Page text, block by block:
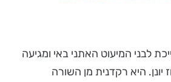
לבני המיעוט האתני באי ומגיעה
יונן. היא רקדנית מן השורה